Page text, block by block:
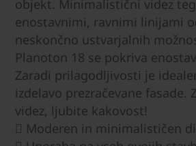
objekt. Minimalistični videz
enostavnimi, ravnimi linijami
neskončno ustvarjalnih
Planoton 18 se pokriva
Zaradi prilagodljivosti je
izdelavo prezračevane fasade.
videz, ljubite kakovost!
 Moderen in minimalističen